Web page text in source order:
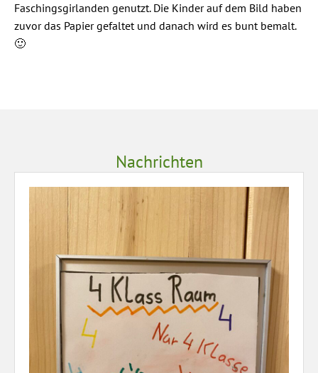
Faschingsgirlanden genutzt. Die Kinder auf dem Bild haben
zuvor das Papier gefaltet und danach wird es bunt bemalt.
🙂
Nachrichten